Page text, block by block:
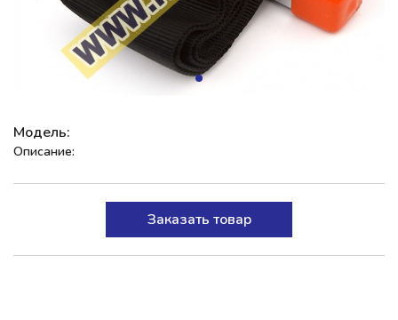
Модель:
Описание:
Заказать товар